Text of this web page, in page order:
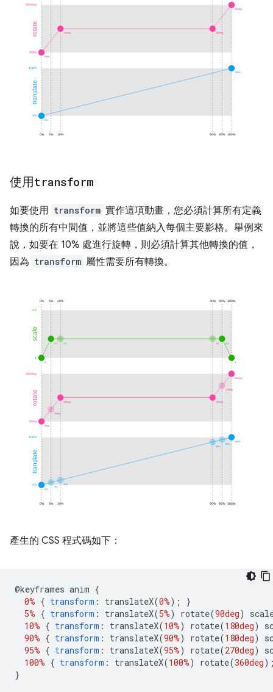
使用transform
如要使用 transform 實作這項動畫，您必須計算所有定義
轉換的所有中間值，並將這些值納入每個主要影格。舉例來
說，如要在 10% 處進行旋轉，則必須計算其他轉換的值，
因為 transform 屬性需要所有轉換。
產生的 CSS 程式碼如下：
@keyframes anim {
0% { transform : translateX(0%);
}
5% { transform : translateX(5%) rotate(90deg)
10% { transform : translateX(10%) rotate(180deg)
90% { transform : translateX(90%) rotate(180deg)
95% { transform : translateX(95%) rotate(270deg)
100% { transform : translateX(100%) rotate(360deg
}